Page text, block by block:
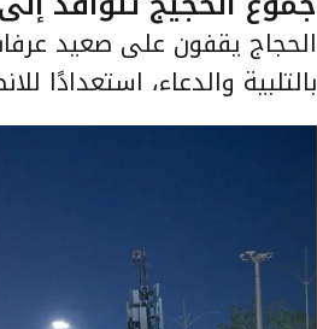
الحجاج يقفون على صعيد
بالتلبية والدعاء، استعدادًا